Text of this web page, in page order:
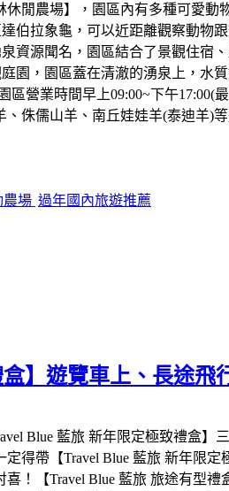
閒農場】，園區內有多種可愛
伯拉象龜，可以近距離觀察動物
資源聞名，園區結合了景觀住
園，園區蓋在清澈的湧泉上，水
營業時間早上09:00~下午
侏儒山羊、南丘娃娃羊(泰迪羊)
農場 過年國內旅遊推薦
】遊覽車上、長途飛
Blue 藍旅 新年限定極致禮盒
得帶【Travel Blue 藍旅 新年限
！【Travel Blue 藍旅 旅途有型